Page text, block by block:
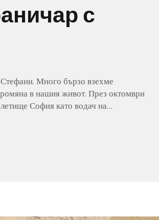
с
Много бързо взехме
в нашия живот. През октомври
София като водач на…